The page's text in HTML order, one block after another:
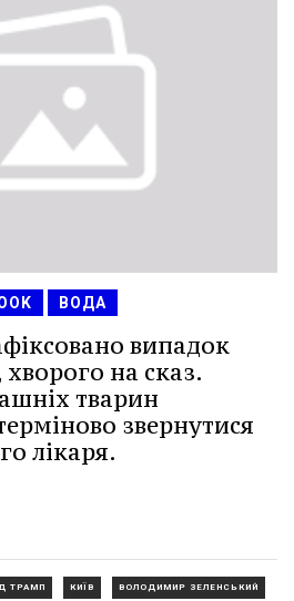
ВОДА
випадок
на сказ.
тварин
звернутися
лікаря.
ТРАМП КИЇВ ВОЛОДИМИР ЗЕЛЕНСЬКИЙ